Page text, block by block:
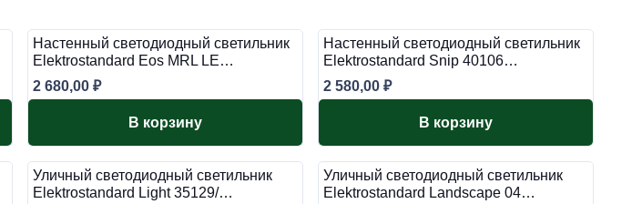
Настенный светодиодный светильник
Elektrostandard Eos MRL LE…
2 680,00 ₽
В корзину
Настенный светодиодный светильник
Elektrostandard Snip 40106…
2 580,00 ₽
В корзину
Уличный светодиодный светильник
Elektrostandard Light 35129/…
Уличный светодиодный светильник
Elektrostandard Landscape 04…